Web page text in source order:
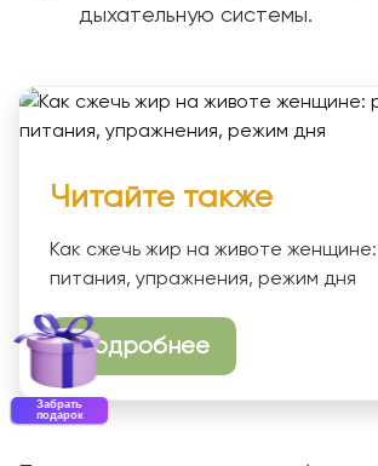
дыхательную системы.
Читайте также
Как сжечь жир на животе
питания, упражнения, режим дня
Подробнее
Забрать
подарок